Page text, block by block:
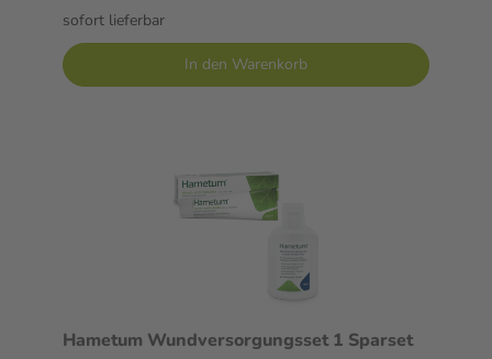
sofort lieferbar
In den Warenkorb
Hametum Wundversorgungsset 1 Sparset